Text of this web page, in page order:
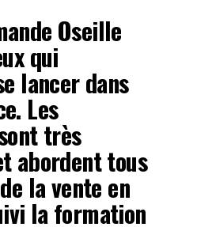
Oseille
qui
lancer dans
Les
très
abordent tous
la vente en
la formation